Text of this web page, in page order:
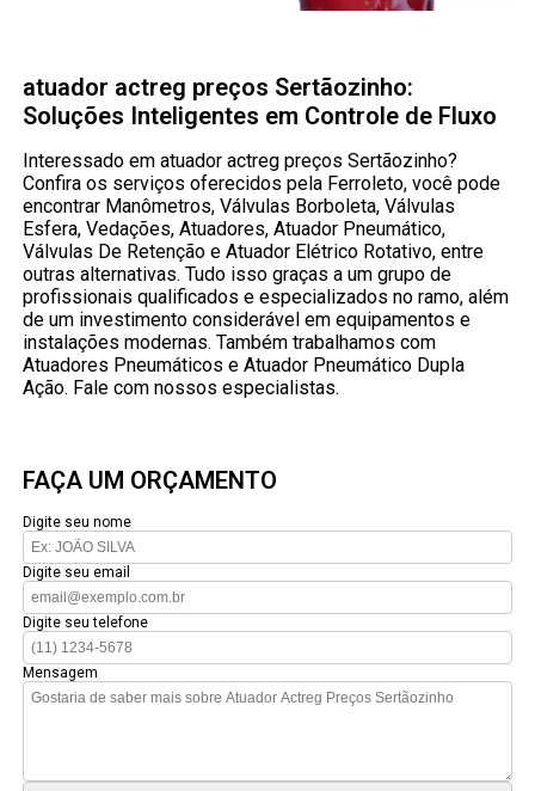
atuador actreg preços Sertãozinho:
Soluções Inteligentes em Controle de Fluxo
Interessado em atuador actreg preços Sertãozinho?
Confira os serviços oferecidos pela Ferroleto, você pode
encontrar Manômetros, Válvulas Borboleta, Válvulas
Esfera, Vedações, Atuadores, Atuador Pneumático,
Válvulas De Retenção e Atuador Elétrico Rotativo, entre
outras alternativas. Tudo isso graças a um grupo de
profissionais qualificados e especializados no ramo, além
de um investimento considerável em equipamentos e
instalações modernas. Também trabalhamos com
Atuadores Pneumáticos e Atuador Pneumático Dupla
Ação. Fale com nossos especialistas.
FAÇA UM ORÇAMENTO
Digite seu nome
Digite seu email
Digite seu telefone
Mensagem